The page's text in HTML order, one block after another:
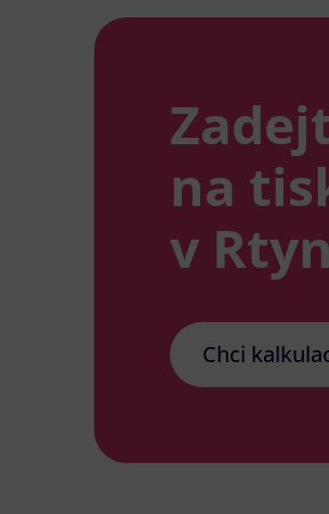
na
v
Chci